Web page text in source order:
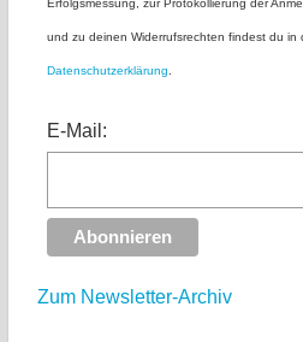
Erfolgsmessung, zur Protokollierung der
und zu deinen Widerrufsrechten findest du in
Datenschutzerklärung
E-Mail:
Zum Newsletter-Archiv